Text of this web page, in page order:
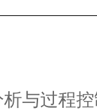
与过程